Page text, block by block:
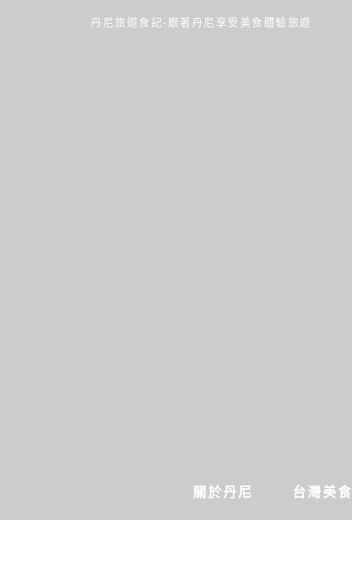
丹尼旅遊食記-跟著丹尼享受美食體驗旅遊
關於丹尼 台灣美食